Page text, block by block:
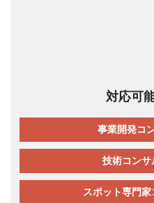
対応可
事業開発コ
技術コンサ
スポット専門